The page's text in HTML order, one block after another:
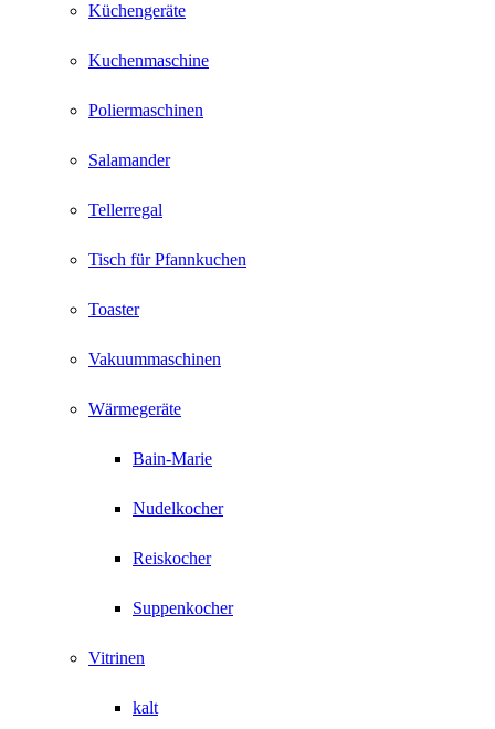
Küchengeräte
Kuchenmaschine
Poliermaschinen
Salamander
Tellerregal
Tisch für Pfannkuchen
Toaster
Vakuummaschinen
Wärmegeräte
Bain-Marie
Nudelkocher
Reiskocher
Suppenkocher
Vitrinen
kalt